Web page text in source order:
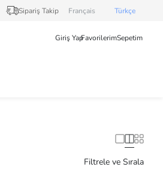
Sipariş Takip Français Türkçe
Giriş YapFavorilerimSepetim
Filtrele ve Sırala